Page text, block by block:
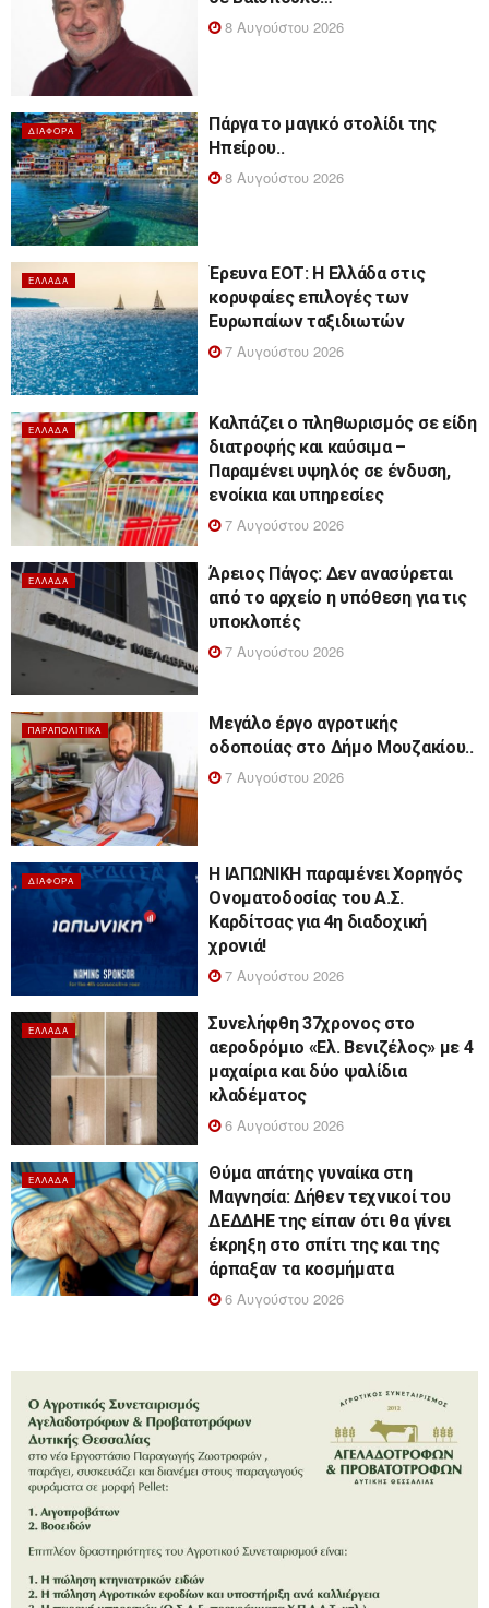
8 Αυγούστου 2026
ΔΙΆΦΟΡΑ
Πάργα το μαγικό στολίδι της
Ηπείρου..
8 Αυγούστου 2026
ΕΛΛΆΔΑ
Έρευνα ΕΟΤ: Η Ελλάδα στις
κορυφαίες επιλογές των
Ευρωπαίων ταξιδιωτών
7 Αυγούστου 2026
ΕΛΛΆΔΑ
Καλπάζει ο πληθωρισμός σε είδη
διατροφής και καύσιμα –
Παραμένει υψηλός σε ένδυση,
ενοίκια και υπηρεσίες
7 Αυγούστου 2026
ΕΛΛΆΔΑ
Άρειος Πάγος: Δεν ανασύρεται
από το αρχείο η υπόθεση για τις
υποκλοπές
7 Αυγούστου 2026
ΠΑΡΑΠΟΛΙΤΙΚΆ
Μεγάλο έργο αγροτικής
οδοποιίας στο Δήμο Μουζακίου..
7 Αυγούστου 2026
ΔΙΆΦΟΡΑ
Η ΙΑΠΩΝΙΚΗ παραμένει Χορηγός
Ονοματοδοσίας του Α.Σ.
Καρδίτσας για 4η διαδοχική
χρονιά!
7 Αυγούστου 2026
ΕΛΛΆΔΑ
Συνελήφθη 37χρονος στο
αεροδρόμιο «Ελ. Βενιζέλος» με 4
μαχαίρια και δύο ψαλίδια
κλαδέματος
6 Αυγούστου 2026
ΕΛΛΆΔΑ
Θύμα απάτης γυναίκα στη
Μαγνησία: Δήθεν τεχνικοί του
ΔΕΔΔΗΕ της είπαν ότι θα γίνει
έκρηξη στο σπίτι της και της
άρπαξαν τα κοσμήματα
6 Αυγούστου 2026